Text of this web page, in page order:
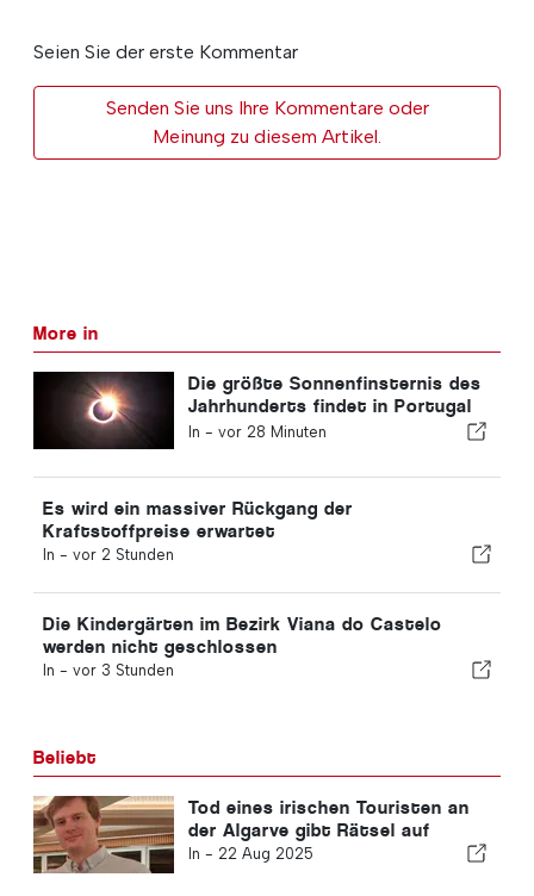
Seien Sie der erste Kommentar
Senden Sie uns Ihre Kommentare oder
Meinung zu diesem Artikel.
More in
Die größte Sonnenfinsternis des
Jahrhunderts findet in Portugal
statt
In - vor 28 Minuten
Es wird ein massiver Rückgang der
Kraftstoffpreise erwartet
In - vor 2 Stunden
Die Kindergärten im Bezirk Viana do Castelo
werden nicht geschlossen
In - vor 3 Stunden
Beliebt
Tod eines irischen Touristen an
der Algarve gibt Rätsel auf
In - 22 Aug 2025